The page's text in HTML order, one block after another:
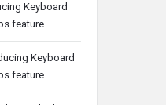
Keyboard
feature
Keyboard
feature